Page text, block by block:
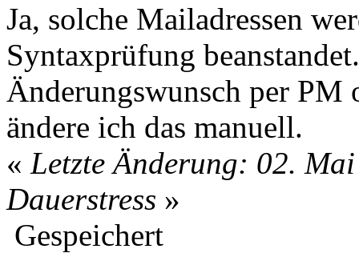
Ja, solche Mailadressen
Syntaxprüfung
Änderungswunsch per PM
ändere ich das manuell.
« Letzte Änderung: 02.
Dauerstress »
Gespeichert